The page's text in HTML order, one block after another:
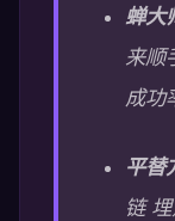
蝉大
来顺
成功
平替
链